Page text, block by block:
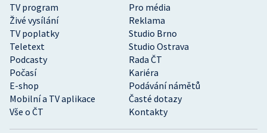
TV program
Pro média
Živé vysílání
Reklama
TV poplatky
Studio Brno
Teletext
Studio Ostrava
Podcasty
Rada ČT
Počasí
Kariéra
E-shop
Podávání námětů
Mobilní a TV aplikace
Časté dotazy
Vše o ČT
Kontakty